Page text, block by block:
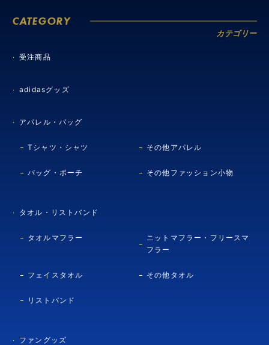
CATEGORY
カテゴリー
受注商品
adidasグッズ
アパレル・バッグ
Tシャツ・シャツ その他アパレル
バッグ・ポーチ その他ファッション小物
タオル・リストバンド
タオルマフラー
ニットマフラー・フリースマ
フラー
フェイスタオル その他タオル
リストバンド
ファングッズ